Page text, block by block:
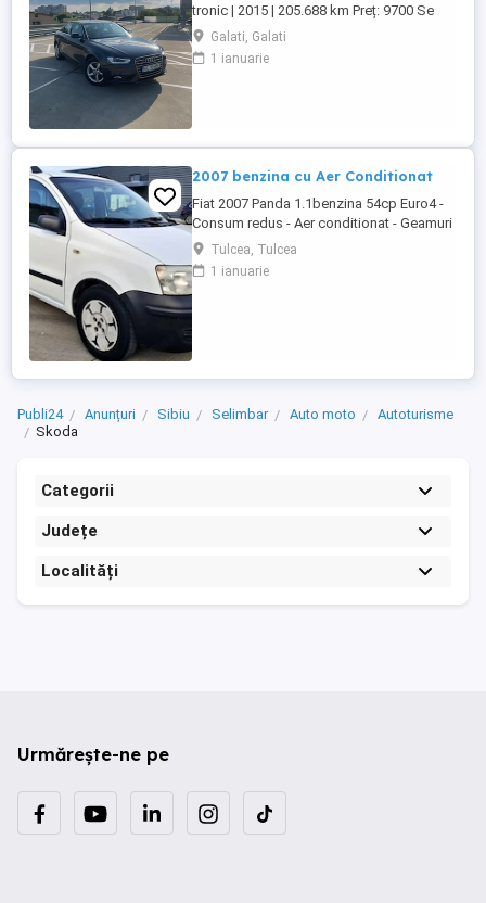
tronic | 2015 | 205.688 km Preț: 9700 Se
vinde Audi A4 B8.5 Facelift, an fabricație
2015, motor 2.0 TFSI benzină, cutie
automată S tronic și tracțiune Quattro.
Galati, Galati
1 ianuarie
2007 benzina cu Aer Conditionat
Fiat 2007 Panda 1.1benzina 54cp Euro4 -
Consum redus - Aer conditionat - Geamuri
electrice - Oglinzile reglabile - Sistem
ftanare ABS - Airbaguri frontale - Radio CD
cu MP3 - Anvelope de iarna M+S -
Tulcea, Tulcea
1 ianuarie
Publi24 Anunțuri Sibiu Selimbar Auto moto
Autoturisme
Skoda
Categorii
Județe
Localități
Urmărește-ne pe